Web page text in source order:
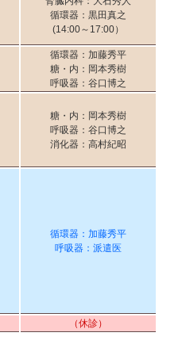
循環器：黒田真之
(14:00～17:00）
循環器：加藤秀平
糖・内：岡本秀樹
呼吸器：谷口博之
糖・内：岡本秀樹
呼吸器：谷口博之
消化器：高村紀昭
循環器：加藤秀平
呼吸器：派遣医
（休診）